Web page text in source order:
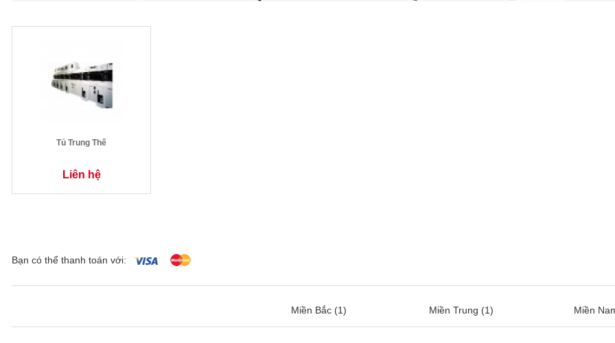
Tủ Trung Thế
Liên hệ
Bạn có thể thanh toán với:
Miền Bắc (1) Miền Trung (1) Miền